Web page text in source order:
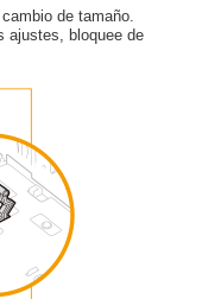
de tamaño.
ajustes, bloquee de